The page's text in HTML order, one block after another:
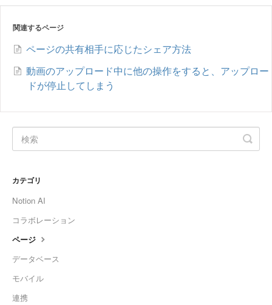
関連するページ
ページの共有相手に応じたシェア方法
動画のアップロード中に他の操作をすると、アップロー
ドが停止してしまう
カテゴリ
Notion AI
コラボレーション
ページ
データベース
モバイル
連携